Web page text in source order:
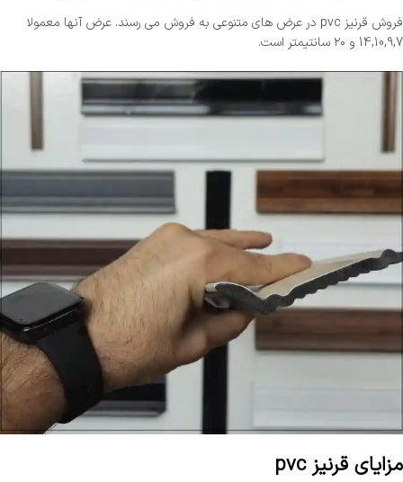
فروش قرنیز pvc در عرض های متنوعی به فروش می رسند. عرض آنها معمولا
14,10,9,7 و ۲۰ سانتیمتر است.
مزایای قرنیز pvc